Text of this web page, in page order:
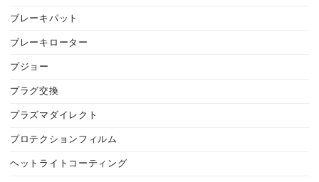
ブレーキパット
ブレーキローター
プジョー
プラグ交換
プラズマダイレクト
プロテクションフィルム
ヘットライトコーティング